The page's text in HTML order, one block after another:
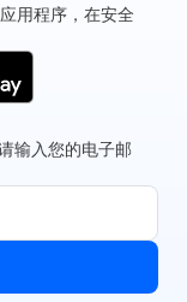
用程序，在安全
输入您的电子邮